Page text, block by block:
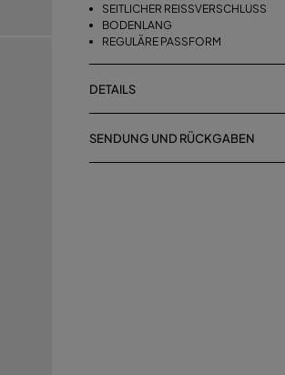
SEITLICHER REISSVERSCHLUSS
BODENLANG
REGULÄRE PASSFORM
DETAILS
SENDUNG UND RÜCKGABEN